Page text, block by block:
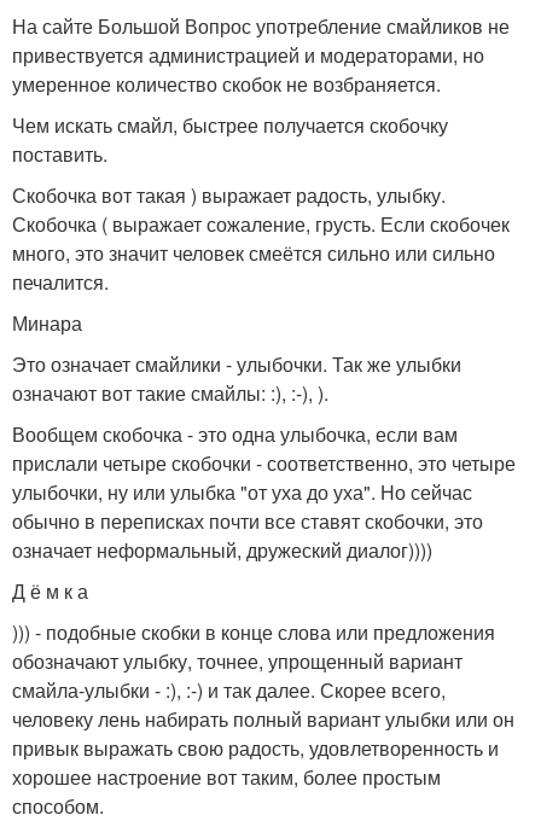
На сайте Большой Вопрос употребление смайликов не
привествуется администрацией и модераторами, но
умеренное количество скобок не возбраняется.
Чем искать смайл, быстрее получается скобочку
поставить.
Скобочка вот такая ) выражает радость, улыбку.
Скобочка ( выражает сожаление, грусть. Если скобочек
много, это значит человек смеётся сильно или сильно
печалится.
Минара
Это означает смайлики - улыбочки. Так же улыбки
означают вот такие смайлы: :), :-), ).
Вообщем скобочка - это одна улыбочка, если вам
прислали четыре скобочки - соответственно, это четыре
улыбочки, ну или улыбка "от уха до уха". Но сейчас
обычно в переписках почти все ставят скобочки, это
означает неформальный, дружеский диалог))))
Д ё м к а
))) - подобные скобки в конце слова или предложения
обозначают улыбку, точнее, упрощенный вариант
смайла-улыбки - :), :-) и так далее. Скорее всего,
человеку лень набирать полный вариант улыбки или он
привык выражать свою радость, удовлетворенность и
хорошее настроение вот таким, более простым
способом.